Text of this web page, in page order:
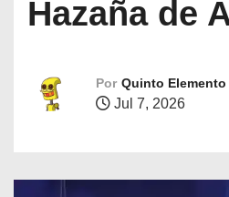
Hazaña de
Por Quinto Elemento
Jul 7, 2026